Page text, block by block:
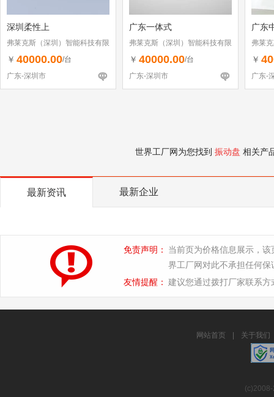
深圳柔性上
弗莱克斯（深圳）智能科技有限
公司
￥ 40000.00/台
广东-深圳市
广东一体式
弗莱克斯（深圳）智能科技有限
公司
￥ 40000.00/台
广东-深圳市
广东
弗莱
公司
￥
广东-
世界工厂网为您找到 振动盘 相关产
最新资讯 最新企业
免责声明：
当前页为价格信息展示，
界工厂网对此不承担任何保
友情提醒： 建议您通过拨打厂家联系
网站首页 关于我们